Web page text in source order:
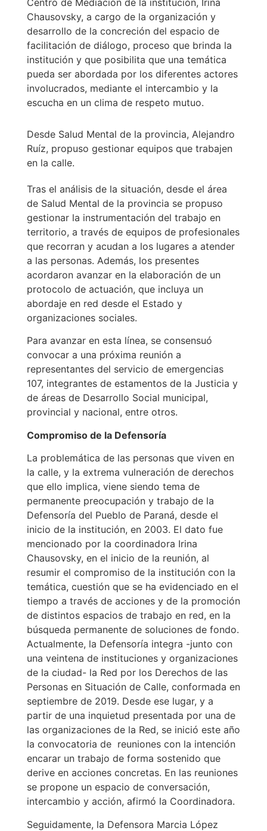
Centro de Mediación de la institución, Irina
Chausovsky, a cargo de la organización y
desarrollo de la concreción del espacio de
facilitación de diálogo, proceso que brinda la
institución y que posibilita que una temática
pueda ser abordada por los diferentes actores
involucrados, mediante el intercambio y la
escucha en un clima de respeto mutuo.
Desde Salud Mental de la provincia, Alejandro
Ruíz, propuso gestionar equipos que trabajen
en la calle.
Tras el análisis de la situación, desde el área
de Salud Mental de la provincia se propuso
gestionar la instrumentación del trabajo en
territorio, a través de equipos de profesionales
que recorran y acudan a los lugares a atender
a las personas. Además, los presentes
acordaron avanzar en la elaboración de un
protocolo de actuación, que incluya un
abordaje en red desde el Estado y
organizaciones sociales.
Para avanzar en esta línea, se consensuó
convocar a una próxima reunión a
representantes del servicio de emergencias
107, integrantes de estamentos de la Justicia y
de áreas de Desarrollo Social municipal,
provincial y nacional, entre otros.
Compromiso de la Defensoría
La problemática de las personas que viven en
la calle, y la extrema vulneración de derechos
que ello implica, viene siendo tema de
permanente preocupación y trabajo de la
Defensoría del Pueblo de Paraná, desde el
inicio de la institución, en 2003. El dato fue
mencionado por la coordinadora Irina
Chausovsky, en el inicio de la reunión, al
resumir el compromiso de la institución con la
temática, cuestión que se ha evidenciado en el
tiempo a través de acciones y de la promoción
de distintos espacios de trabajo en red, en la
búsqueda permanente de soluciones de fondo.
Actualmente, la Defensoría integra -junto con
una veintena de instituciones y organizaciones
de la ciudad- la Red por los Derechos de las
Personas en Situación de Calle, conformada en
septiembre de 2019. Desde ese lugar, y a
partir de una inquietud presentada por una de
las organizaciones de la Red, se inició este año
la convocatoria de reuniones con la intención
encarar un trabajo de forma sostenido que
derive en acciones concretas. En las reuniones
se propone un espacio de conversación,
intercambio y acción, afirmó la Coordinadora.
Seguidamente, la Defensora Marcia López